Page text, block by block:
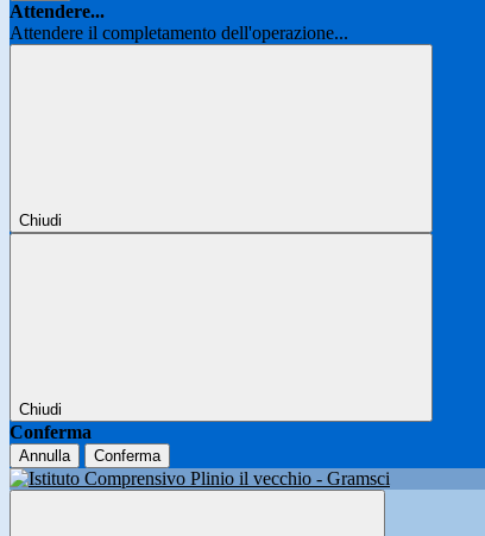
Attendere...
Attendere il completamento dell'operazione...
Chiudi
Chiudi
Conferma
Annulla Conferma